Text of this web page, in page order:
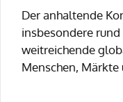
Der anhaltende
insbesondere
weitreichende
Menschen,